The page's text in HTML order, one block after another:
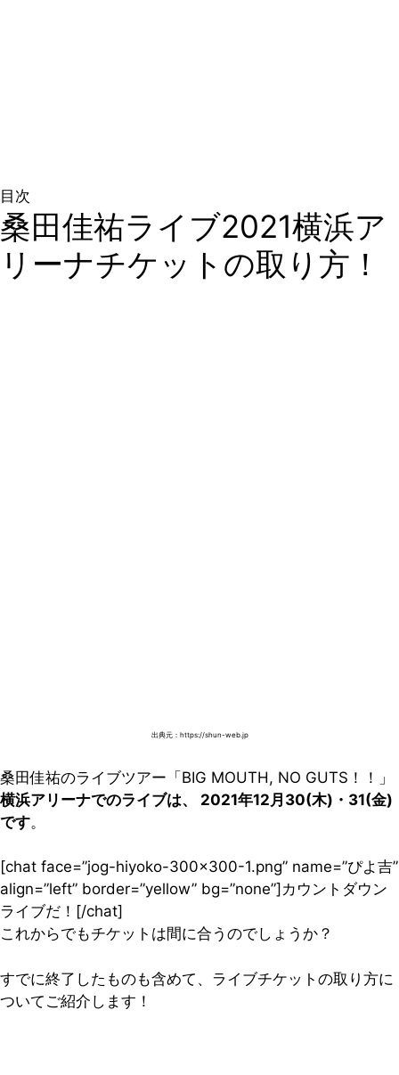
目次
桑田佳祐ライブ2021横浜ア
リーナチケットの取り方！
出典元：https://shun-web.jp
桑田佳祐のライブツアー「BIG MOUTH, NO GUTS！！」
横浜アリーナでのライブは、 2021年12月30(木)・31(金)
です。
[chat face=”jog-hiyoko-300×300-1.png” name=”ぴよ吉”
align=”left” border=”yellow” bg=”none”]カウントダウン
ライブだ！[/chat]
これからでもチケットは間に合うのでしょうか？
すでに終了したものも含めて、ライブチケットの取り方に
ついてご紹介します！